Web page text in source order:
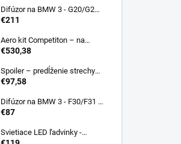
Difúzor na BMW 3 - G20/G21
preLCI - brzdové svetlo
€211
Aero kit Competiton – na
BMW 3 – G20/G21
€530,38
Spoiler – predĺženie strechy
BMW 1 – F20/F21 – čierny
€97,58
Difúzor na BMW 3 - F30/F31 -
čierny lesk - double duplex
€87
Svietiace LED ľadvinky -